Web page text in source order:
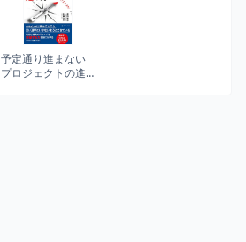
Books)
予定通り進まない
プロジェクトの進